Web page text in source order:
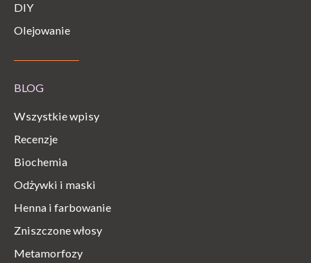
DIY
Olejowanie
BLOG
Wszystkie wpisy
Recenzje
Biochemia
Odżywki i maski
Henna i farbowanie
Zniszczone włosy
Metamorfozy